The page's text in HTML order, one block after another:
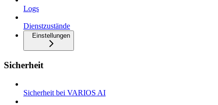
Logs
Dienstzustände
Einstellungen
Sicherheit
Sicherheit bei VARIOS AI